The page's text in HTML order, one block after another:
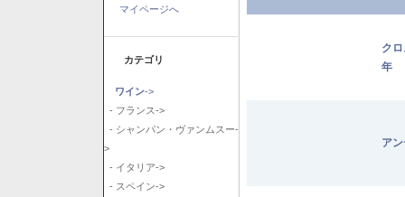
マイページへ
カテゴリ
ワイン->
- フランス->
- シャンパン・ヴァンムスー-
>
- イタリア->
- スペイン->
ク
年
ア